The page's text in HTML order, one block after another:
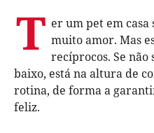
T er um pet em
muito amor. Mas
recíprocos. Se não
baixo, está na altura de
rotina, de forma a
feliz.